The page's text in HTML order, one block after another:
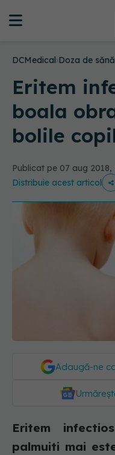
DCMedical›Doza de
Eritem
boala
bolile
Publicat pe 07 aug 2018,
Distribuie acest articol
Adaugă-ne
Eritem
palmuiti mai